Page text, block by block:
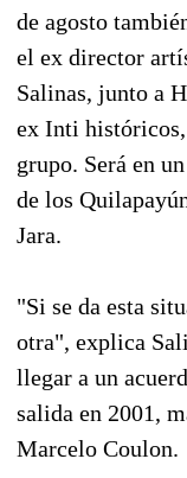
de agosto
el ex director
Salinas, junto a
ex Inti
grupo. Será en
de los
Jara.
"Si se da esta
otra", explica
llegar a un
salida en 2001,
Marcelo Coulon.